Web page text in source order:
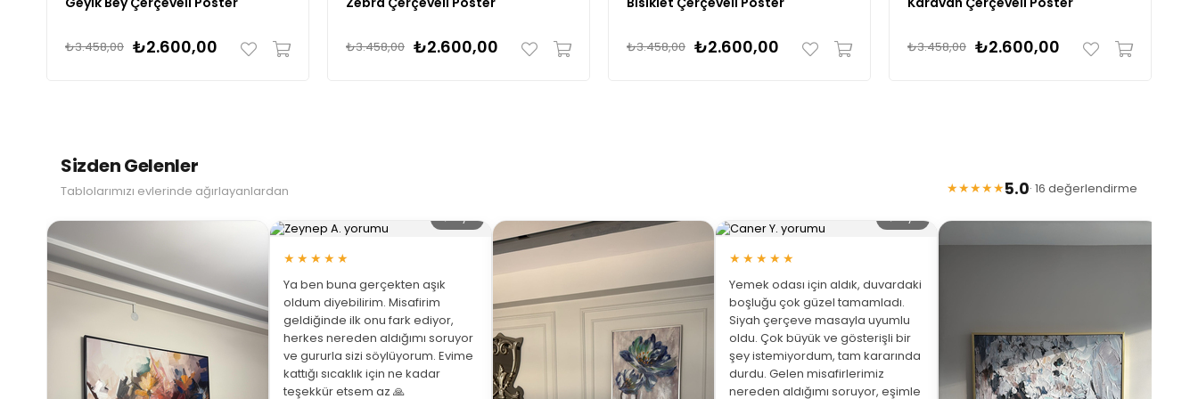
₺2.600,00
₺3.458,00 ₺2.600,00
₺3.458,00 ₺2.600,00
₺3.458,00 ₺2.600,00
₺3.458,00
Sizden Gelenler
Tablolarımızı evlerinde ağırlayanlardan ★★★★★5.0· 16 değerlendirme
★★★★★
Ya ben buna gerçekten aşık
oldum diyebilirim. Misafirim
geldiğinde ilk onu fark ediyor,
herkes nereden aldığımı soruyor
ve gururla sizi söylüyorum. Evime
kattığı sıcaklık için ne kadar
teşekkür etsem az 🙏
★★★★★
Yemek odası için aldık, duvardaki
boşluğu çok güzel tamamladı.
Siyah çerçeve masayla uyumlu
oldu. Çok büyük ve gösterişli bir
şey istemiyordum, tam kararında
durdu. Gelen misafirlerimiz
nereden aldığımı soruyor, eşimle